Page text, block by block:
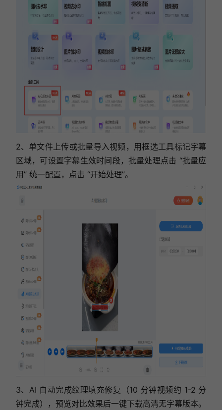
2、单文件上传或批量导入视频，用框选工具标记字幕
区域，可设置字幕生效时间段，批量处理点击 “批量应
用” 统一配置，
点击 “开始处理”。
3、AI 自动完成纹理填充修复（10 分钟视频约 1-2 分
钟完成），预览对比效果后一键下载高清无字幕版本。